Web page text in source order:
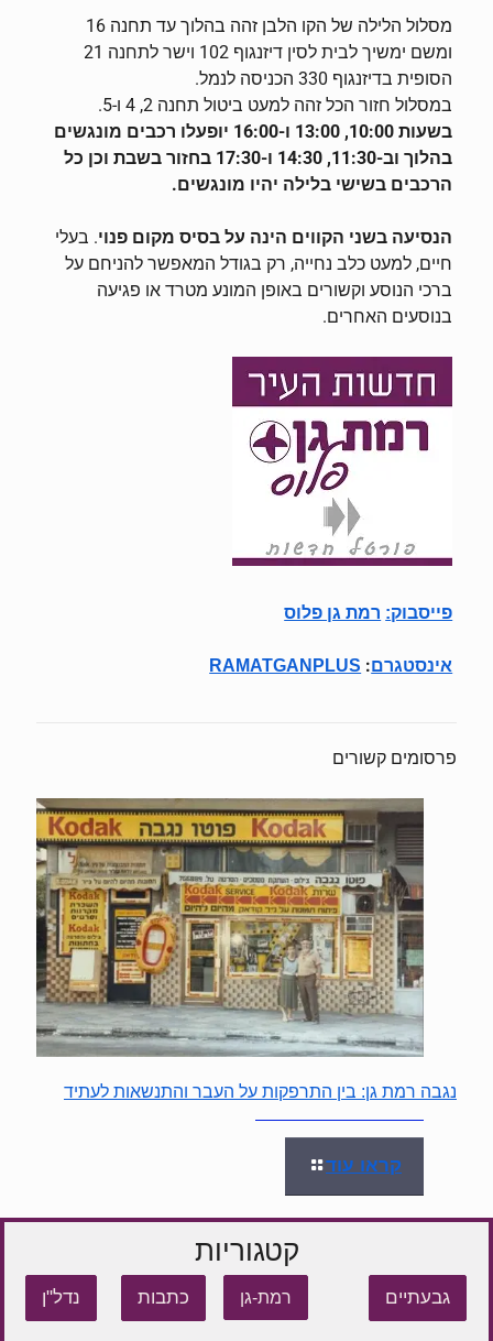
מסלול הלילה של הקו הלבן זהה בהלוך עד תחנה 16
ומשם ימשיך לבית לסין דיזנגוף 102 וישר לתחנה 21
הסופית בדיזנגוף 330 הכניסה לנמל.
במסלול חזור הכל זהה למעט ביטול תחנה 2, 4 ו-5.
בשעות 10:00, 13:00 ו-16:00 יופעלו רכבים מונגשים
בהלוך וב-11:30, 14:30 ו-17:30 בחזור בשבת וכן כל
הרכבים בשישי בלילה יהיו מונגשים.
הנסיעה בשני הקווים הינה על בסיס מקום פנוי. בעלי
חיים, למעט כלב נחייה, רק בגודל המאפשר להניחם על
ברכי הנוסע וקשורים באופן המונע מטרד או פגיעה
בנוסעים האחרים.
פייסבוק: רמת גן פלוס
אינסטגרם:
RAMATGANPLUS
פרסומים קשורים
נגבה רמת גן: בין התרפקות על העבר והתנשאות לעתיד
קראו עוד
קטגוריות
גבעתיים רמת-גן כתבות נדל"ן